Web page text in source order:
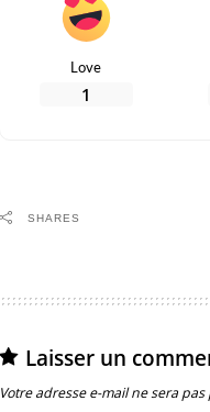
Love
1
SHARES
Laisser un
Votre adresse e-mail ne sera